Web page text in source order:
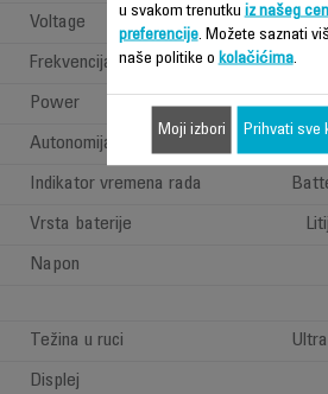
Voltage
Frekvencija
Power
Autonomija
Indikator vremena rada
Vrsta baterije
Napon
Težina u ruci
Displej
u svakom trenutku iz našeg
preferencije. Možete saznati
naše politike o kolačićima.
Moji izbori Prihvati sve